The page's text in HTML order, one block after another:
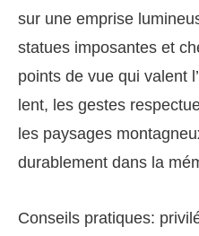
sur une emprise
statues imposantes et
points de vue qui valent
lent, les gestes
les paysages
durablement dans la
Conseils pratiques: